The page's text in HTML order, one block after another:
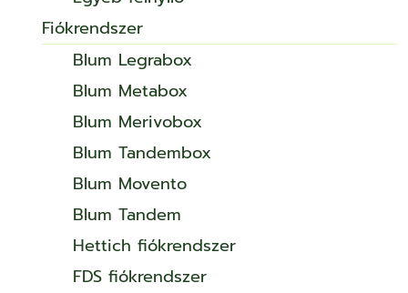
Fiókrendszer
Blum Legrabox
Blum Metabox
Blum Merivobox
Blum Tandembox
Blum Movento
Blum Tandem
Hettich fiókrendszer
FDS fiókrendszer